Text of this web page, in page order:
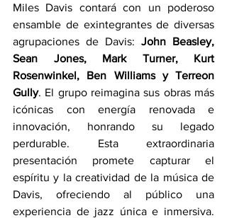
Miles Davis contará con un poderoso
ensamble de exintegrantes de diversas
agrupaciones de Davis: John Beasley,
Sean Jones, Mark Turner, Kurt
Rosenwinkel, Ben Williams y Terreon
Gully. El grupo reimagina sus obras más
icónicas con energía renovada e
innovación, honrando su legado
perdurable. Esta extraordinaria
presentación promete capturar el
espíritu y la creatividad de la música de
Davis, ofreciendo al público una
experiencia de jazz única e inmersiva.